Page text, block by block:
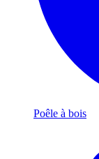
Poêle à bois